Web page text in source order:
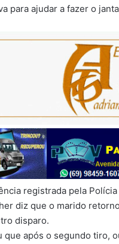
para ajudar a fazer o
registrada pela
diz que o marido
disparo.
que após o segundo tiro,